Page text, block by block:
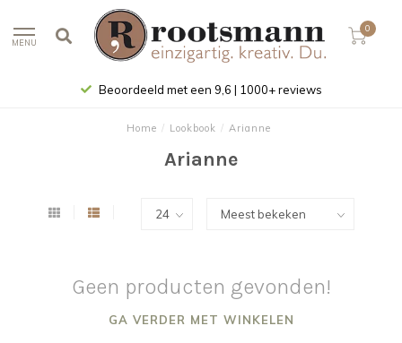
MENU
0
Beoordeeld met een 9,6 | 1000+ reviews
Home / Lookbook / Arianne
Arianne
Geen producten gevonden!
GA VERDER MET WINKELEN